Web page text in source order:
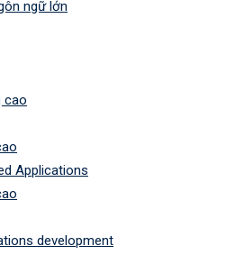
ngữ lớn
cao
Applications
development